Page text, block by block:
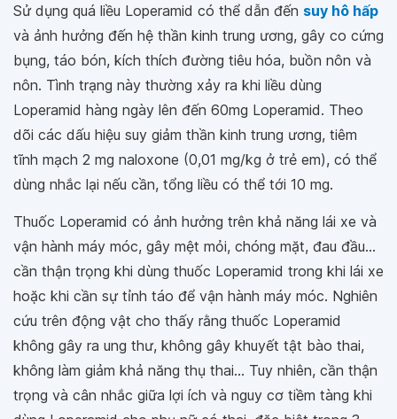
Sử dụng quá liều Loperamid có thể dẫn đến suy hô hấp
và ảnh hưởng đến hệ thần kinh trung ương, gây co cứng
bụng, táo bón, kích thích đường tiêu hóa, buồn nôn và
nôn. Tình trạng này thường xảy ra khi liều dùng
Loperamid hàng ngày lên đến 60mg Loperamid. Theo
dõi các dấu hiệu suy giảm thần kinh trung ương, tiêm
tĩnh mạch 2 mg naloxone (0,01 mg/kg ở trẻ em), có thể
dùng nhắc lại nếu cần, tổng liều có thể tới 10 mg.
Thuốc Loperamid có ảnh hưởng trên khả năng lái xe và
vận hành máy móc, gây mệt mỏi, chóng mặt, đau đầu...
cần thận trọng khi dùng thuốc Loperamid trong khi lái xe
hoặc khi cần sự tỉnh táo để vận hành máy móc. Nghiên
cứu trên động vật cho thấy rằng thuốc Loperamid
không gây ra ung thư, không gây khuyết tật bào thai,
không làm giảm khả năng thụ thai... Tuy nhiên, cần thận
trọng và cân nhắc giữa lợi ích và nguy cơ tiềm tàng khi